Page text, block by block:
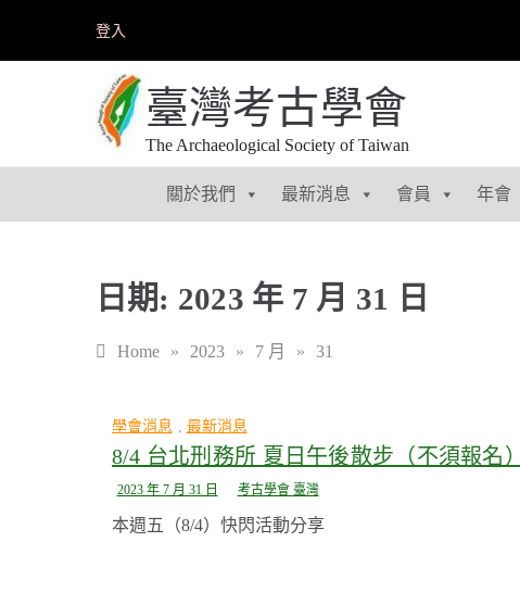
content
登入
臺灣考古學會
The Archaeological Society of Taiwan
關於我們 最新消息 會員 年會
日期: 2023 年 7 月 31 日
Home » 2023 » 7 月 » 31
學會消息 最新消息
8/4 台北刑務所 夏日午後散步（不須報名）
2023 年 7 月 31 日 考古學會 臺灣
本週五（8/4）快閃活動分享